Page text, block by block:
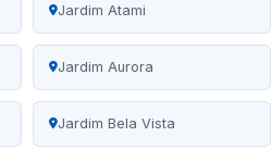
Jardim Atami
Jardim Aurora
Jardim Bela Vista